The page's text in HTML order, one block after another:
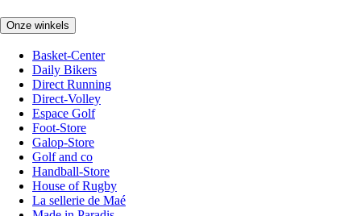
Onze winkels
Basket-Center
Daily Bikers
Direct Running
Direct-Volley
Espace Golf
Foot-Store
Galop-Store
Golf and co
Handball-Store
House of Rugby
La sellerie de Maé